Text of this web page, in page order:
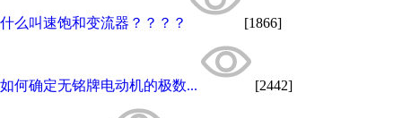
什么叫速饱和变流器？？？？ [1866]
如何确定无铭牌电动机的极数... [2442]